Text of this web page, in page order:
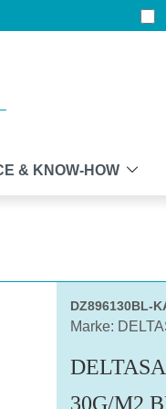
& KNOW-HOW
DZ896130BL-
Marke:
30G/M2